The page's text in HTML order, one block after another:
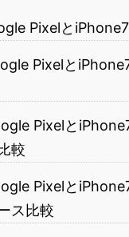
Pixelと
Pixelと
Pixelと
較
Pixelと
ス比較